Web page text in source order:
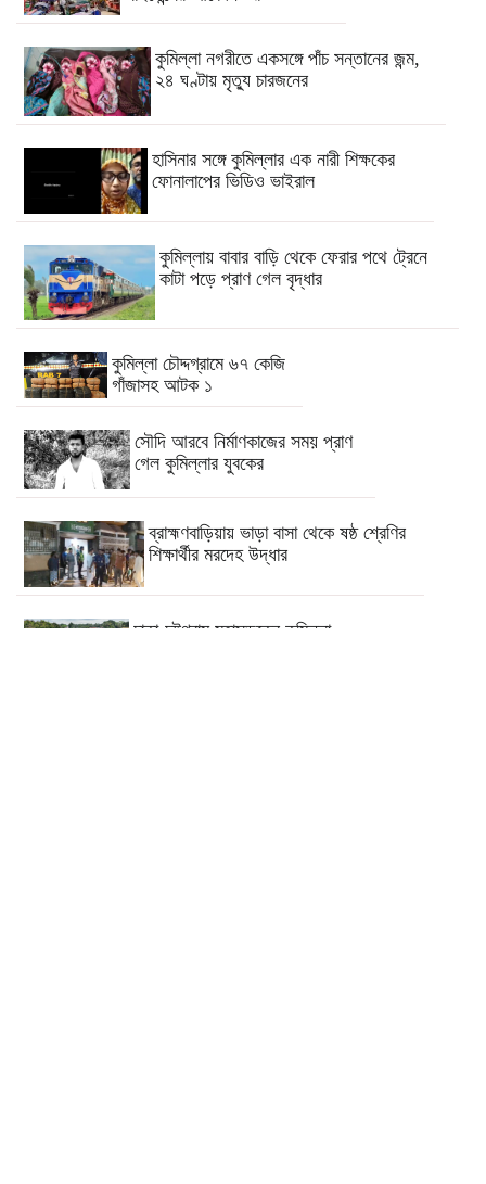
কুমিল্লা নগরীতে একসঙ্গে পাঁচ সন্তানের জন্ম,
২৪ ঘণ্টায় মৃত্যু চারজনের
হাসিনার সঙ্গে কুমিল্লার এক নারী শিক্ষকের
ফোনালাপের ভিডিও ভাইরাল
কুমিল্লায় বাবার বাড়ি থেকে ফেরার পথে ট্রেনে
কাটা পড়ে প্রাণ গেল বৃদ্ধার
কুমিল্লা চৌদ্দগ্রামে ৬৭ কেজি
গাঁজাসহ আটক ১
সৌদি আরবে নির্মাণকাজের সময় প্রাণ
গেল কুমিল্লার যুবকের
ব্রাহ্মণবাড়িয়ায় ভাড়া বাসা থেকে ষষ্ঠ শ্রেণির
শিক্ষার্থীর মরদেহ উদ্ধার
ঢাকা-চট্টগ্রাম মহাসড়কের কুমিল্লা